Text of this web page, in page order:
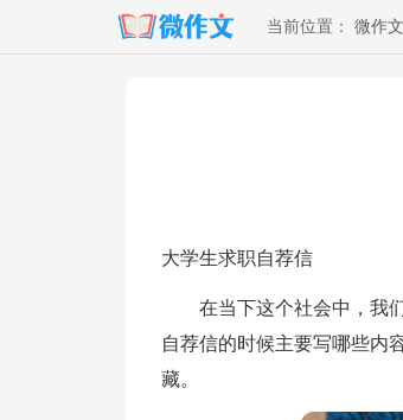
当前位置： 微作文
大学生求职自荐信
在当下这个社会中，我们
自荐信的时候主要写哪些内
藏。